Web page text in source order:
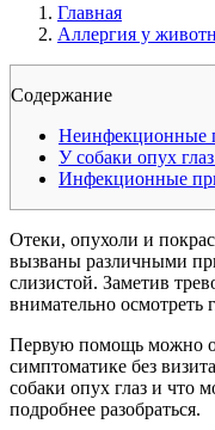
Главная
Аллергия у
Содержание
Неинфекционные
У собаки опух
Инфекционные
Отеки, опухоли и
вызваны различными
слизистой. Заметив
внимательно осмотреть
Первую помощь можно
симптоматике без
собаки опух глаз и что
подробнее разобраться.